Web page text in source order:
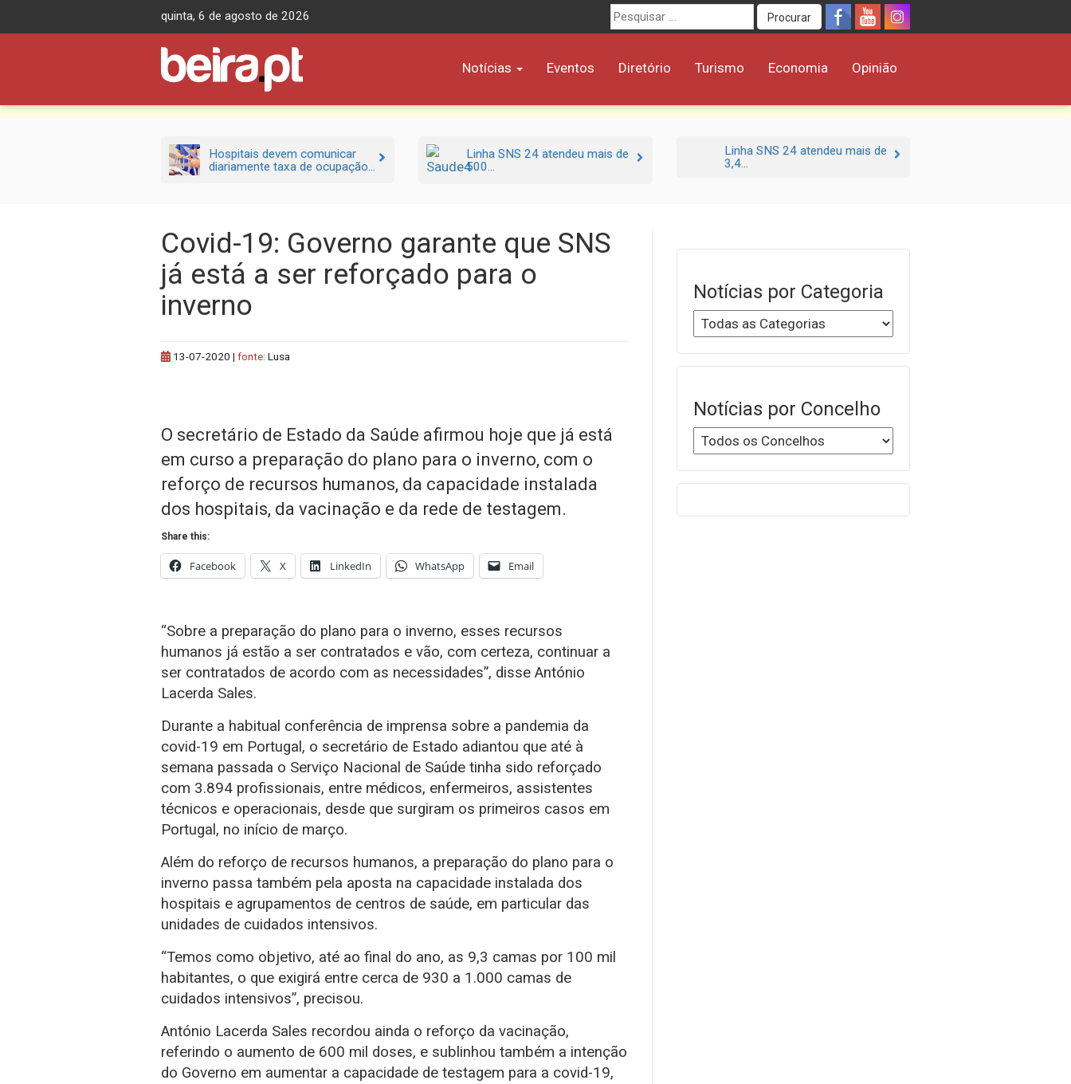
quinta, 6 de agosto de 2026
Procurar
por:
Procurar
Notícias Eventos Diretório Turismo Economia Opinião
Hospitais devem comunicar
diariamente taxa de ocupação...
Linha SNS 24 atendeu mais de
500...
Linha SNS 24 atendeu mais de
3,4...
Covid-19: Governo garante que SNS
já está a ser reforçado para o
inverno
13-07-2020 | fonte: Lusa
O secretário de Estado da Saúde afirmou hoje que já está
em curso a preparação do plano para o inverno, com o
reforço de recursos humanos, da capacidade instalada
dos hospitais, da vacinação e da rede de testagem.
Share this:
Facebook X LinkedIn WhatsApp Email
“Sobre a preparação do plano para o inverno, esses recursos
humanos já estão a ser contratados e vão, com certeza, continuar a
ser contratados de acordo com as necessidades”, disse António
Lacerda Sales.
Durante a habitual conferência de imprensa sobre a pandemia da
covid-19 em Portugal, o secretário de Estado adiantou que até à
semana passada o Serviço Nacional de Saúde tinha sido reforçado
com 3.894 profissionais, entre médicos, enfermeiros, assistentes
técnicos e operacionais, desde que surgiram os primeiros casos em
Portugal, no início de março.
Além do reforço de recursos humanos, a preparação do plano para o
inverno passa também pela aposta na capacidade instalada dos
hospitais e agrupamentos de centros de saúde, em particular das
unidades de cuidados intensivos.
“Temos como objetivo, até ao final do ano, as 9,3 camas por 100 mil
habitantes, o que exigirá entre cerca de 930 a 1.000 camas de
cuidados intensivos”, precisou.
António Lacerda Sales recordou ainda o reforço da vacinação,
referindo o aumento de 600 mil doses, e sublinhou também a intenção
do Governo em aumentar a capacidade de testagem para a covid-19,
Notícias por Categoria
Notícias por Concelho